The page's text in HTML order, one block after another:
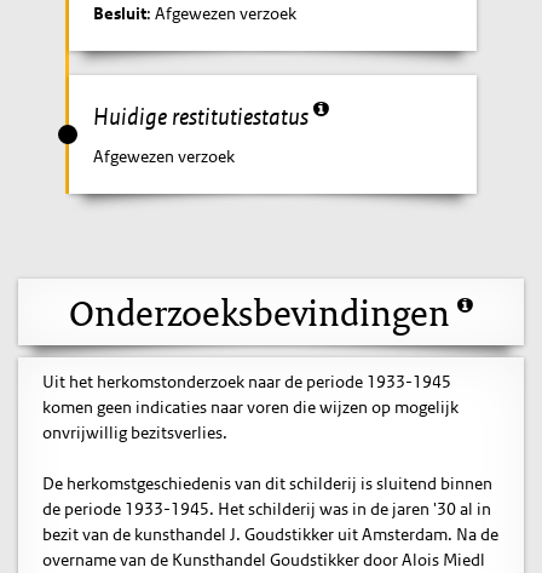
Besluit: Afgewezen verzoek
Huidige restitutiestatus
Afgewezen verzoek
Onderzoeksbevindingen
Uit het herkomstonderzoek naar de periode 1933-1945
komen geen indicaties naar voren die wijzen op mogelijk
onvrijwillig bezitsverlies.
De herkomstgeschiedenis van dit schilderij is sluitend binnen
de periode 1933-1945. Het schilderij was in de jaren '30 al in
bezit van de kunsthandel J. Goudstikker uit Amsterdam. Na de
overname van de Kunsthandel Goudstikker door Alois Miedl